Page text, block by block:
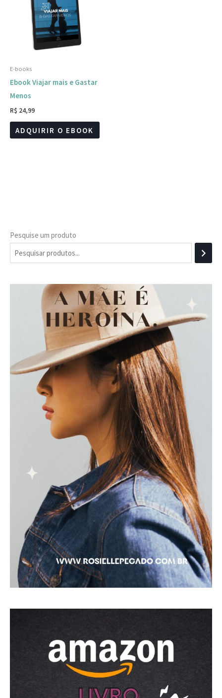
E-books
Ebook Viajar mais e Gastar
Menos
R$ 24,99
ADQUIRIR O EBOOK
Pesquise um produto